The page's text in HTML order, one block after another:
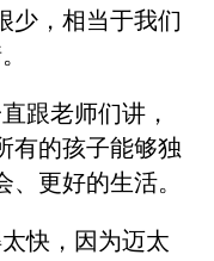
少，相当于我们
跟老师们讲，
有的孩子能够独
更好的生活。
快，因为迈太